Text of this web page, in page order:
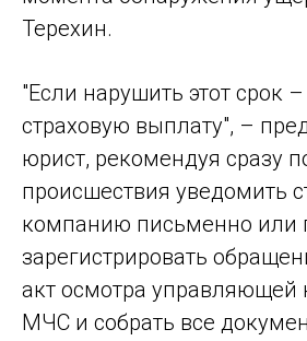
Терехин.
"Если нарушить этот срок –
страховую выплату", –
юрист, рекомендуя сразу
происшествия уведомить
компанию письменно или
зарегистрировать
акт осмотра управляющей
МЧС и собрать все